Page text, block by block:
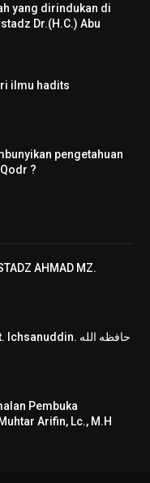
yang dirindukan di
Dr.(H.C.) Abu
ilmu hadits
pengetahuan
?
AHMAD MZ.
DOA TOLAK 4 BALA I Ust. Ichsanuddin. حافظه الله
Pembuka
Arifin, Lc., M.H